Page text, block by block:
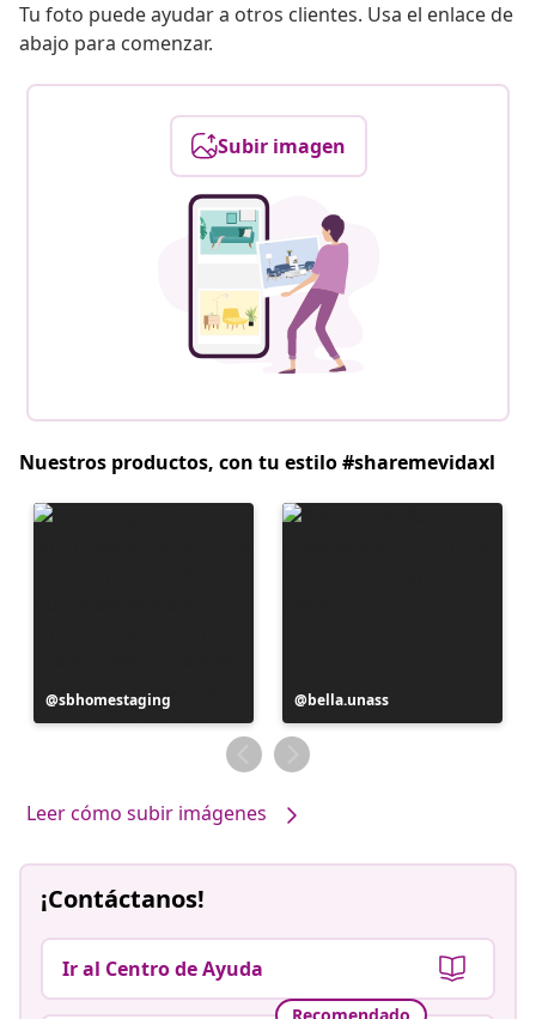
Tu foto puede ayudar a otros clientes. Usa el enlace de
abajo para comenzar.
Subir imagen
Nuestros productos, con tu estilo #sharemevidaxl
Publicación
realizada
sbhomestaging
Publicación
realizada
por
bella.unass
Leer cómo subir imágenes
¡Contáctanos!
Ir al Centro de Ayuda